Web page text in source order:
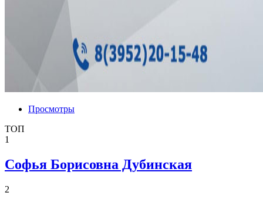
Просмотры
ТОП
1
Софья Борисовна Дубинская
2